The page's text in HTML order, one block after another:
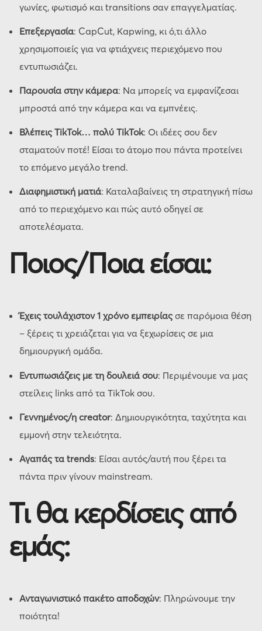
γωνίες, φωτισμό και transitions σαν επαγγελματίας.
Επεξεργασία: CapCut, Kapwing, κι ό,τι άλλο
χρησιμοποιείς για να φτιάχνεις περιεχόμενο που
εντυπωσιάζει.
Παρουσία στην κάμερα: Να μπορείς να εμφανίζεσαι
μπροστά από την κάμερα και να εμπνέεις.
Βλέπεις TikTok… πολύ TikTok: Οι ιδέες σου δεν
σταματούν ποτέ! Είσαι το άτομο που πάντα προτείνει
το επόμενο μεγάλο trend.
Διαφημιστική ματιά: Καταλαβαίνεις τη στρατηγική πίσω
από το περιεχόμενο και πώς αυτό οδηγεί σε
αποτελέσματα.
Ποιος/Ποια είσαι:
Έχεις τουλάχιστον 1 χρόνο εμπειρίαςσε παρόμοια θέση
– ξέρεις τι χρειάζεται για να ξεχωρίσεις σε μια
δημιουργική ομάδα.
Εντυπωσιάζεις με τη δουλειά σου: Περιμένουμε να μας
στείλεις links από τα TikTok σου.
Γεννημένος/η creator: Δημιουργικότητα, ταχύτητα και
εμμονή στην τελειότητα.
Αγαπάς τα trends: Είσαι αυτός/αυτή που ξέρει τα
πάντα πριν γίνουν mainstream.
Τι θα κερδίσεις από
εμάς:
Ανταγωνιστικό πακέτο αποδοχών: Πληρώνουμε την
ποιότητα!